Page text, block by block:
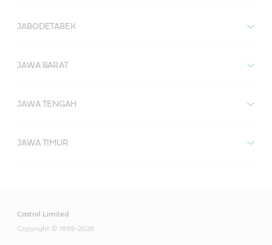
JABODETABEK
JAWA BARAT
JAWA TENGAH
JAWA TIMUR
Castrol Limited
Copyright © 1999-2026